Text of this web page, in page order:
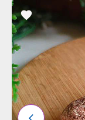
ADICIONAR
OS
FAVORITOS
ANTERIOR